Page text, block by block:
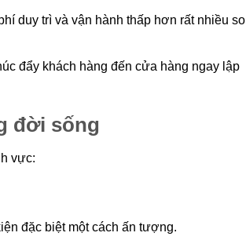
duy trì và vận hành thấp hơn rất nhiều so
đẩy khách hàng đến cửa hàng ngay lập
đời sống
vực:
đặc biệt một cách ấn tượng.